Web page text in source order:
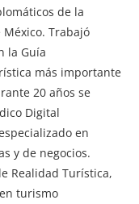
de la
México. Trabajó
la Guía
más importante
20 años se
Digital
en
y de negocios.
Realidad Turística,
turismo